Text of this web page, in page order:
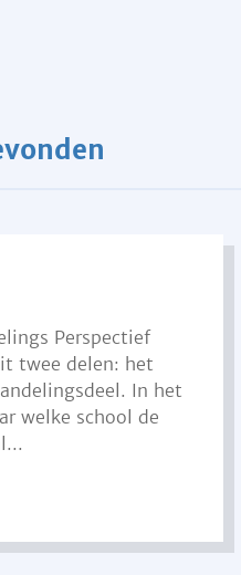
Perspectief
twee delen: het
In het
welke school de